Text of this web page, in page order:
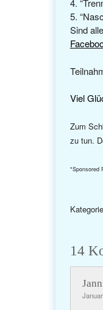
Sind
Viel
Zum
zu tun.
*Sponsored
14